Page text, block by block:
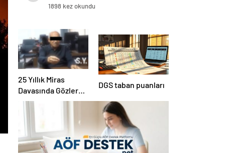
1898 kez okundu
25 Yıllık Miras
Davasında Gözler
Temmuz Ayındaki
Çevrildi
DGS taban puanları